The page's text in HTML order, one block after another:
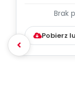
Brak
Pobierz